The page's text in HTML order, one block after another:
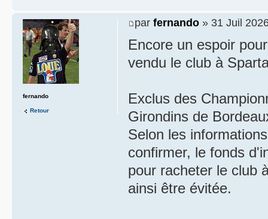
par fernando » 31 Juil
Encore un espoir
vendu le club à
Exclus des
Girondins de
Selon les
confirmer, le fonds
pour racheter le club
ainsi être évitée.
fernando
Retour